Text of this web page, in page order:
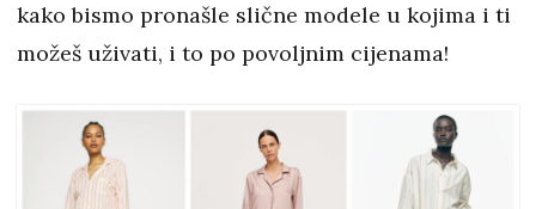
kako bismo pronašle slične modele u kojima i ti
možeš uživati, i to po povoljnim cijenama!